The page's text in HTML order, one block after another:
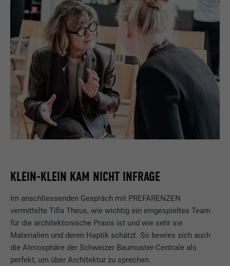
KLEIN-KLEIN KAM NICHT INFRAGE
Im anschliessenden Gespräch mit PREFARENZEN
vermittelte Tilla Theus, wie wichtig ein eingespieltes Team
für die architektonische Praxis ist und wie sehr sie
Materialien und deren Haptik schätzt. So bewies sich auch
die Atmosphäre der Schweizer Baumuster-Centrale als
perfekt, um über Architektur zu sprechen.